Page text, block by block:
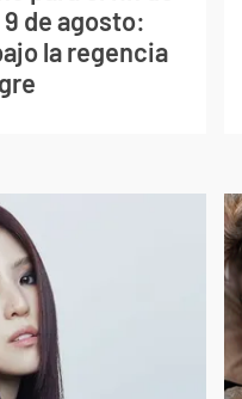
9 de agosto:
la regencia